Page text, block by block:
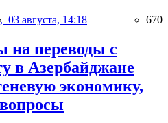
03 августа, 14:18 670
переводы с
в Азербайджане
экономику,